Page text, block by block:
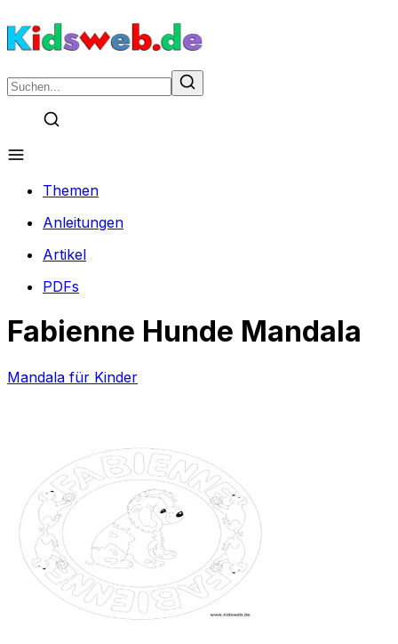
Themen
Anleitungen
Artikel
PDFs
Fabienne Hunde Mandala
Mandala für Kinder